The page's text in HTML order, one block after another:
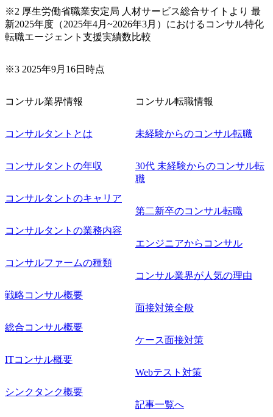
ルティング領域)から参画いただきます。 課題選定から顧客
への企画提案、そして実行までを一気通貫で支援していた
だきます。 アジャイル開発を通じて顧客の要望や提案を柔
軟に取り入れながら改善サイクルを回すため、ご自身の提
きます。 ● 勤務地 東京都渋谷区渋谷3丁目6-7 渋谷金王タワ
則により就業時間内の喫煙を全面的に禁止 ・禁煙サポート
制度あり オンライン ● 必須要件 以下いずれかのご経験をお
件定義～基本設計など上流経験2年以上 ・PMO経験2年以上
工程の経験 ・サブリーダー以上のマネジメント経験 ・お客
様との折衝経験、交渉経験 ・組織課題に対して主体的に業
務改善に取り組まれたご経験 ・アジャイル/スクラムへの興
味関心 ● 求める人物像 ・リーダーシップが取れる方/一人称
で主体的に動ける方 ・年齢にこだわらず、アドバイスを素
直に受け取れる方 ・推進力のある方
※2 厚生労働省職業安定局 人材サービス総合サイトより 最
新2025年度（2025年4月~2026年3月）におけるコンサル特化
転職エージェント支援実績数比較
※3 2025年9月16日時点
コンサル業界情報
コンサルタントとは
コンサルタントの年収
コンサルタントのキャリア
コンサルタントの業務内容
コンサルファームの種類
戦略コンサル概要
総合コンサル概要
ITコンサル概要
シンクタンク概要
コンサル転職情報
未経験からのコンサル転職
30代 未経験からのコンサル転
職
第二新卒のコンサル転職
エンジニアからコンサル
コンサル業界が人気の理由
面接対策全般
ケース面接対策
Webテスト対策
記事一覧へ